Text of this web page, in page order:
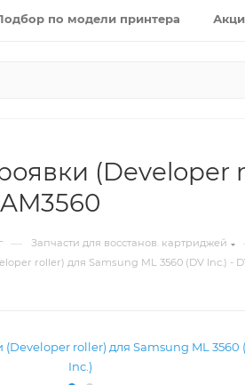
по модели принтера
(Developer
— Запчасти для восстанов. картриджей
roller) для Samsung ML 3560 (DV Inc.) -